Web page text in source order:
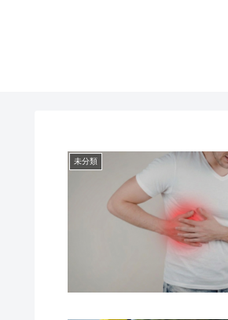
未分類